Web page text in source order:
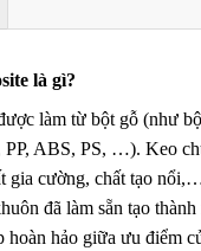
là gì?
làm từ bột gỗ (như
ABS, PS, …). Keo
gia cường, chất tạo
đã làm sẵn tạo
hoàn hảo giữa ưu điểm